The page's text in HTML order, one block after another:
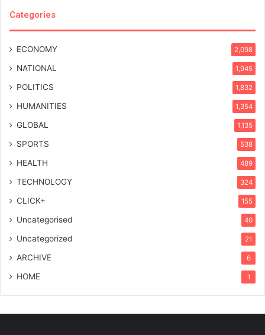
Categories
ECONOMY 2,098
NATIONAL 1,945
POLITICS 1,832
HUMANITIES 1,354
GLOBAL 1,135
SPORTS 538
HEALTH 489
TECHNOLOGY 324
CLICK+ 155
Uncategorised 40
Uncategorized 21
ARCHIVE 6
HOME 1